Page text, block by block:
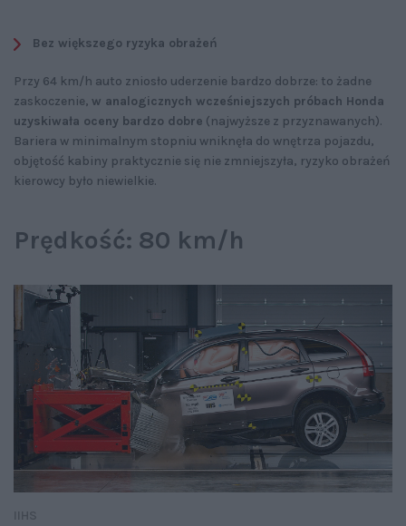
Bez większego ryzyka obrażeń
Przy 64 km/h auto zniosło uderzenie bardzo dobrze: to żadne
zaskoczenie, w analogicznych wcześniejszych próbach Honda
uzyskiwała oceny bardzo dobre (najwyższe z przyznawanych).
Bariera w minimalnym stopniu wniknęła do wnętrza pojazdu,
objętość kabiny praktycznie się nie zmniejszyła, ryzyko obrażeń
kierowcy było niewielkie.
Prędkość: 80 km/h